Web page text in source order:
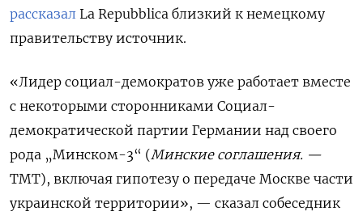
рассказал La Repubblica близкий к немецкому
правительству источник.
«Лидер социал-демократов уже работает вместе
с некоторыми сторонниками Социал-
демократической партии Германии над своего
рода „Минском-3“ (Минские соглашения. —
ТМТ), включая гипотезу о передаче Москве части
украинской территории», — сказал собеседник